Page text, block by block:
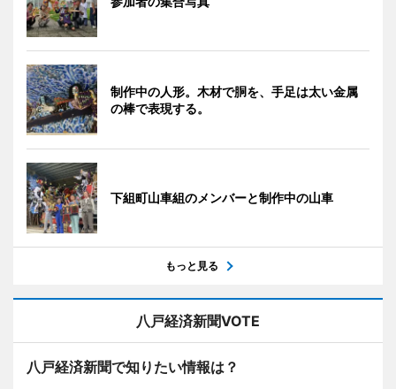
制作中の人形。木材で胴を、手足は太い金属
の棒で表現する。
下組町山車組のメンバーと制作中の山車
もっと見る
八戸経済新聞VOTE
八戸経済新聞で知りたい情報は？